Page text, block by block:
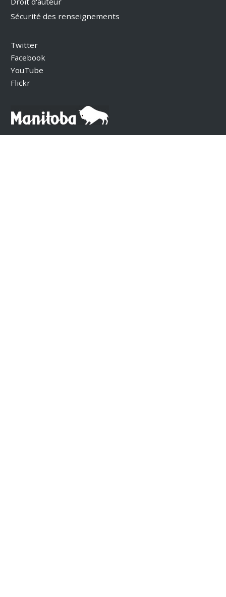
Sécurité des renseignements
Twitter
Facebook
YouTube
Flickr